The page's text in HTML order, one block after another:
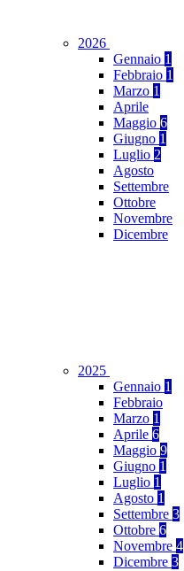
2026
Gennaio 1
Febbraio 1
Marzo 1
Aprile
Maggio 6
Giugno 1
Luglio 2
Agosto
Settembre
Ottobre
Novembre
Dicembre
2025
Gennaio 1
Febbraio
Marzo 1
Aprile 6
Maggio 9
Giugno 1
Luglio 1
Agosto 1
Settembre 3
Ottobre 6
Novembre 4
Dicembre 3